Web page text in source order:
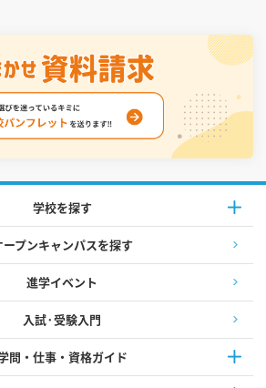
学校を探す
ープンキャンパスを探す
進学イベント
入試·受験入門
問・仕事・資格ガイド